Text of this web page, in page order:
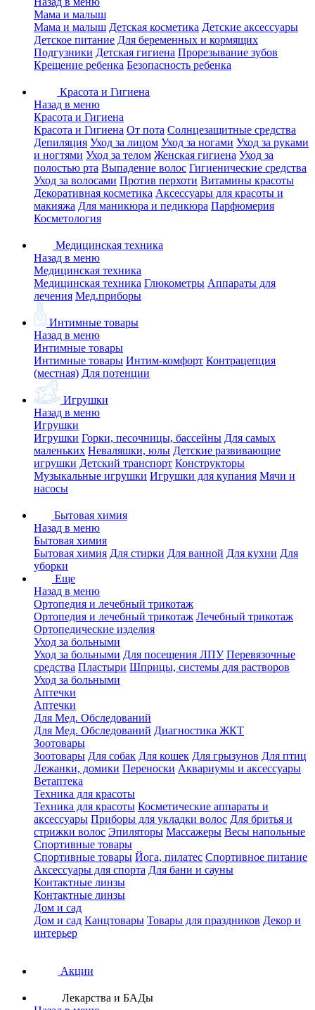
Мама и малыш
Мама и малыш Детская косметика Детские аксессуары
Детское питание Для беременных и кормящих
Подгузники Детская гигиена Прорезывание зубов
Крещение ребенка Безопасность ребенка
Красота и Гигиена
Назад в меню
Красота и Гигиена
Красота и Гигиена От пота Солнцезащитные средства
Депиляция Уход за лицом Уход за ногами Уход за руками
и ногтями Уход за телом Женская гигиена Уход за
полостью рта Выпадение волос Гигиенические средства
Уход за волосами Против перхоти Витамины красоты
Декоративная косметика Аксессуары для красоты и
макияжа Для маникюра и педикюра Парфюмерия
Косметология
Медицинская техника
Назад в меню
Медицинская техника
Медицинская техника Глюкометры Аппараты для
лечения Мед.приборы
Интимные товары
Назад в меню
Интимные товары
Интимные товары Интим-комфорт Контрацепция
(местная) Для потенции
Игрушки
Назад в меню
Игрушки
Игрушки Горки, песочницы, бассейны Для самых
маленьких Неваляшки, юлы Детские развивающие
игрушки Детский транспорт Конструкторы
Музыкальные игрушки Игрушки для купания Мячи и
насосы
Бытовая химия
Назад в меню
Бытовая химия
Бытовая химия Для стирки Для ванной Для кухни Для
уборки
Еще
Назад в меню
Ортопедия и лечебный трикотаж
Ортопедия и лечебный трикотаж Лечебный трикотаж
Ортопедические изделия
Уход за больными
Уход за больными Для посещения ЛПУ Перевязочные
средства Пластыри Шприцы, системы для растворов
Уход за больными
Аптечки
Аптечки
Для Мед. Обследований
Для Мед. Обследований Диагностика ЖКТ
Зоотовары
Зоотовары Для собак Для кошек Для грызунов Для птиц
Лежанки, домики Переноски Аквариумы и аксессуары
Ветаптека
Техника для красоты
Техника для красоты Косметические аппараты и
аксессуары Приборы для укладки волос Для бритья и
стрижки волос Эпиляторы Массажеры Весы напольные
Спортивные товары
Спортивные товары Йога, пилатес Спортивное питание
Аксессуары для спорта Для бани и сауны
Контактные линзы
Контактные линзы
Дом и сад
Дом и сад Канцтовары Товары для праздников Декор и
интерьер
Акции
Лекарства и БАДы